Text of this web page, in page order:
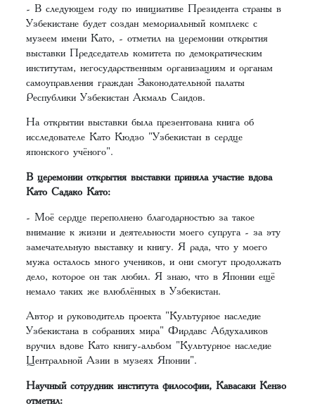
- В следующем году по инициативе Президента страны в
Узбекистане будет создан мемориальный комплекс с
музеем имени Като, - отметил на церемонии открытия
выставки Председатель комитета по демократическим
институтам, негосударственным организациям и органам
самоуправления граждан Законодательной палаты
Республики Узбекистан Акмаль Саидов.
На открытии выставки была презентована книга об
исследователе Като Кюдзо "Узбекистан в сердце
японского учёного".
В церемонии открытия выставки приняла участие вдова
Като Садако Като:
- Моё сердце переполнено благодарностью за такое
внимание к жизни и деятельности моего супруга - за эту
замечательную выставку и книгу. Я рада, что у моего
мужа осталось много учеников, и они смогут продолжать
дело, которое он так любил. Я знаю, что в Японии ещё
немало таких же влюблённых в Узбекистан.
Автор и руководитель проекта "Культурное наследие
Узбекистана в собраниях мира" Фирдавс Абдухаликов
вручил вдове Като книгу-альбом "Культурное наследие
Центральной Азии в музеях Японии".
Научный сотрудник института философии, Кавасаки Кензо
отметил: